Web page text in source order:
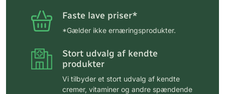
Faste lave priser*
*Gælder ikke ernæringsprodukter.
Stort udvalg af kendte
produkter
Vi tilbyder et stort udvalg af kendte
cremer, vitaminer og andre spændende